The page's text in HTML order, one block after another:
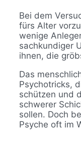
Bei dem
fürs Alter
wenige
sachkundiger
ihnen, die
Das
Psychotricks,
schützen und
schwerer
sollen. Doch
Psyche oft im